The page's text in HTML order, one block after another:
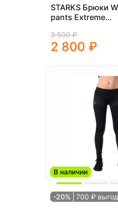
STARKS Брюки
pants Extreme
3 500 ₽
2 800 ₽
В наличии
-20% 700 ₽